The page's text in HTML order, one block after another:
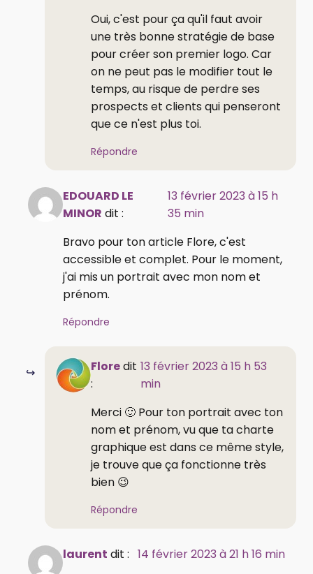
Oui, c'est pour ça qu'il faut avoir
une très bonne stratégie de base
pour créer son premier logo. Car
on ne peut pas le modifier tout le
temps, au risque de perdre ses
prospects et clients qui penseront
que ce n'est plus toi.
Répondre
EDOUARD LE
MINOR dit :
13 février 2023 à 15 h
35 min
Bravo pour ton article Flore, c'est
accessible et complet. Pour le moment,
j'ai mis un portrait avec mon nom et
prénom.
Répondre
Floredit
:
13 février 2023 à 15 h 53
min
Merci 🙂 Pour ton portrait avec ton
nom et prénom, vu que ta charte
graphique est dans ce même style,
je trouve que ça fonctionne très
bien 😉
Répondre
laurent dit : 14 février 2023 à 21 h 16 min